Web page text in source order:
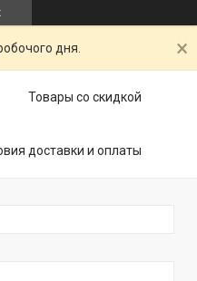
дня.
Товары со скидкой
доставки и оплаты